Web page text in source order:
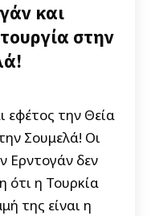
και
στην
εφέτος την Θεία
Σουμελά! Οι
Ερντογάν δεν
ότι η Τουρκία
της είναι η